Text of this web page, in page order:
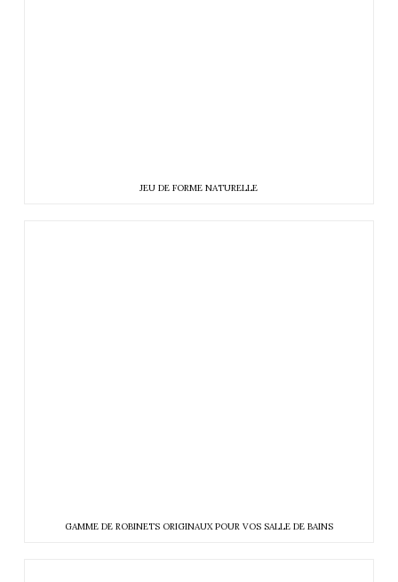
JEU DE FORME NATURELLE
GAMME DE ROBINETS ORIGINAUX POUR VOS SALLE DE BAINS